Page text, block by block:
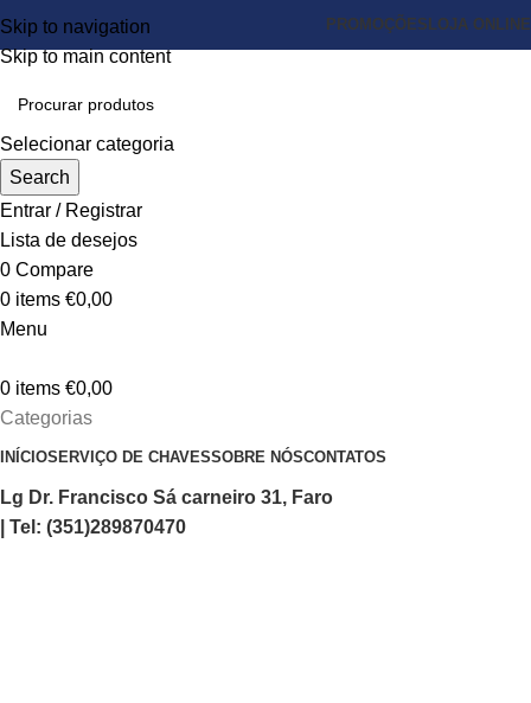
Skip to navigation
Skip to main content
PROMOÇÕES LOJA ONLINE
Selecionar categoria
Search
Entrar / Registrar
Lista de desejos
0 Compare
0 items €0,00
Menu
0 items €0,00
Categorias
INÍCIOSERVIÇO DE CHAVESSOBRE NÓSCONTATOS
Lg Dr. Francisco Sá carneiro 31, Faro
| Tel: (351)289870470